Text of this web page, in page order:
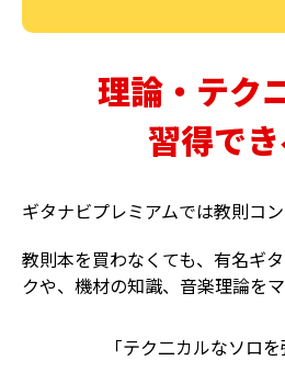
理論・テク
習得でき
ギタナビプレミアムでは教則コ
教則本を買わなくても、有名ギ
クや、機材の知識、音楽理論を
「テク二カルなソロ